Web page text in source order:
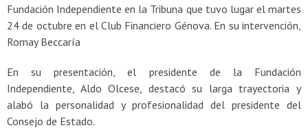
Fundación Independiente en la Tribuna que tuvo lugar el martes
24 de octubre en el Club Financiero Génova. En su intervención,
Romay Beccaría
En su presentación, el presidente de la Fundación
Independiente, Aldo Olcese, destacó su larga trayectoria y
alabó la personalidad y profesionalidad del presidente del
Consejo de Estado.